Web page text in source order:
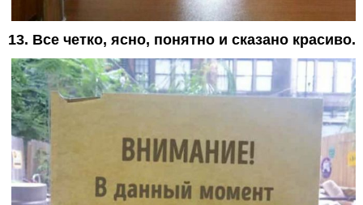
13. Все четко, ясно, понятно и сказано красиво.